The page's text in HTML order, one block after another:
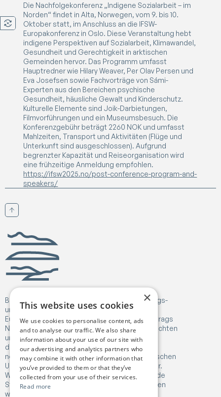
Die Nachfolgekonferenz „Indigene Sozialarbeit – im
Norden“ findet in Alta, Norwegen, vom 9. bis 10.
Oktober statt, im Anschluss an die IFSW-
Europakonferenz in Oslo. Diese Veranstaltung hebt
indigene Perspektiven auf Sozialarbeit, Klimawandel,
Gesundheit und Gerechtigkeit in arktischen
Gemeinden hervor. Das Programm umfasst
Hauptredner wie Hilary Weaver, Per Olav Persen und
Eva Josefsen sowie Fachvorträge von Sámi-
Experten aus den Bereichen psychische
Gesundheit, häusliche Gewalt und Kinderschutz.
Kulturelle Elemente sind Joik-Darbietungen,
Filmvorführungen und ein Museumsbesuch. Die
Konferenzgebühr beträgt 2260 NOK und umfasst
Mahlzeiten, Transport und Aktivitäten (Flüge und
Unterkunft sind ausgeschlossen). Aufgrund
begrenzter Kapazität und Reiseorganisation wird
eine frühzeitige Anmeldung empfohlen.
https://ifsw2025.no/post-conference-program-and-
speakers/
Nach oben scrollen
Birgejupmi
Birgejupmi hat Fördermittel aus dem Forschungs-
und Innovationsprogramm Horizon Europe der
Europäischen Union im Rahmen des Fördervertrags
Nr. 101182041 erhalten. Die hier geäußerten Ansichten
und Meinungen sind jedoch ausschließlich die
des/der Autoren und spiegeln nicht
notwendigerweise die Sichtweise der Europäischen
Union oder der Forschungsdirektion (REA) wider.
Weder die Europäische Union noch die fördernde
Stelle können hierfür zur Verantwortung gezogen
werden.
×
This website uses cookies
We use cookies to personalise content, ads
and to analyse our traffic. We also share
information about your use of our site with
our advertising and analytics partners who
may combine it with other information that
you’ve provided to them or that they’ve
collected from your use of their services.
Read more